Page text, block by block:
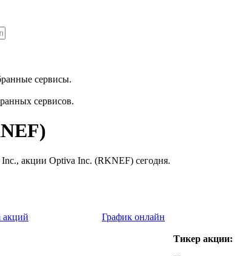
сервисы.
сервисов.
акции Optiva Inc. (RKNEF) сегодня.
акций График онлайн
Тикер акции: